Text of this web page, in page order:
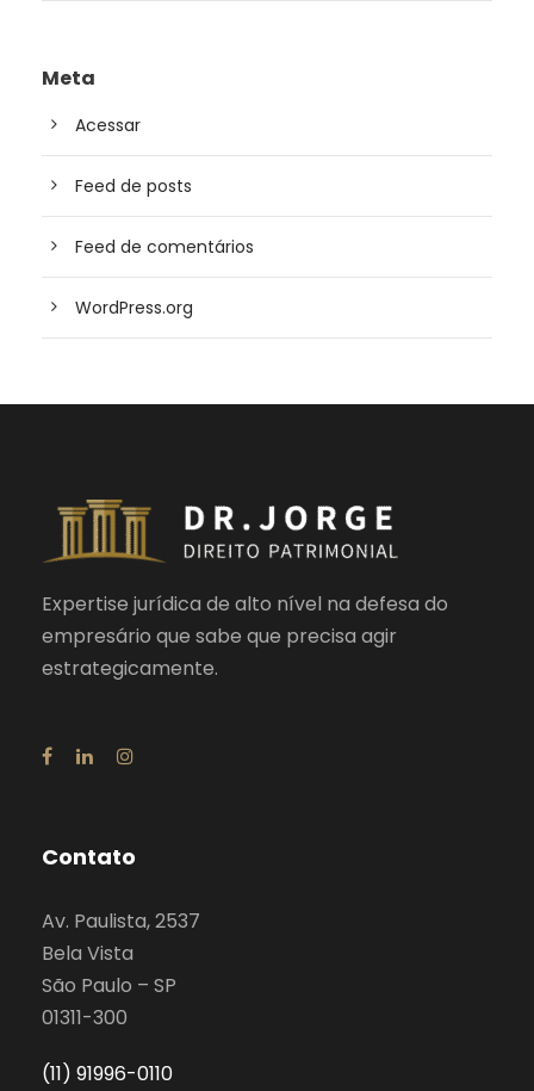
Meta
Acessar
Feed de posts
Feed de comentários
WordPress.org
Expertise jurídica de alto nível na defesa do
empresário que sabe que precisa agir
estrategicamente.
Contato
Av. Paulista, 2537
Bela Vista
São Paulo – SP
01311-300
(11) 91996-0110